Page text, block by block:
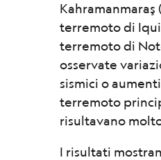
terremoto di
terremoto di
osservate
sismici o
terremoto
risultavano
I risultati